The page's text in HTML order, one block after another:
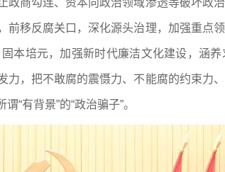
商勾连、资本向政治领域渗透等破坏政
移反腐关口，深化源头治理，加强重点
本培元，加强新时代廉洁文化建设，涵
，把不敢腐的震慑力、不能腐的约束力
“有背景”的“政治骗子”。